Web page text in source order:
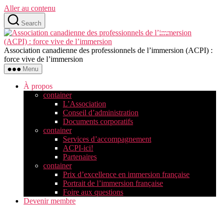
Aller au contenu
Search
Association canadienne des professionnels de l’immersion (ACPI) :
force vive de l’immersion
Menu
À propos
container
L’Association
Conseil d’administration
Documents corporatifs
container
Services d’accompagnement
ACPI-ici!
Partenaires
container
Prix d’excellence en immersion française
Portrait de l’immersion française
Foire aux questions
Devenir membre